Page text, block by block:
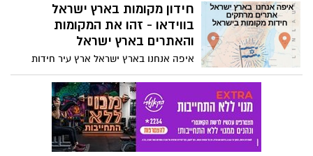
אפור כבד, היה זה רק עניין של זמן עד
שהכוחות האדירים של הטבע יתפרצו. סופת
הגשמים "ביירון" לא הגיעה כרחש, אלא
לעדשות המצלמה ותחזית מזג האוויר.
חידון מקומות בארץ ישראל
בווידאו - זהו את המקומות
והאתרים בארץ ישראל
איפה אנחנו בארץ ישראל ארץ עיר חידות
מקומות בישראל ארץ עיר בווידאו. חושבים
שאתם מכירים כל מקום בישראל?. קבלו את
הסרטון שמביא לכם מקומות ואתרים מיוחדים
בישראל. חושבים שאתם אלופים בידיעת
הארץ?. בואו נראה אתכם יודעים היכן צולמו
הסרטונים הבאים בארץ. חידון אתרים